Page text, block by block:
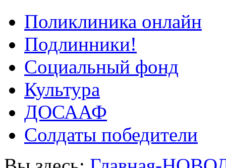
Поликлиника онлайн
Подлинники!
Социальный фонд
Культура
ДОСААФ
Солдаты победители